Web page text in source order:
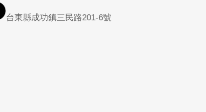
台東縣成功鎮三民路201-6號